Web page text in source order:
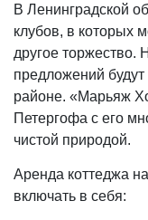
В Ленинградской
клубов, в которых
другое
предложений
районе. «Марьяж
Петергофа с его
чистой природой.
Аренда коттеджа
включать в себя: